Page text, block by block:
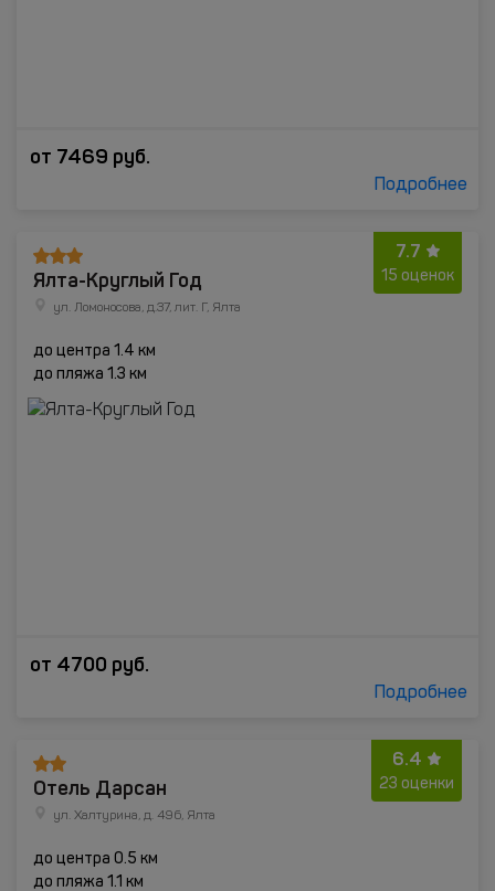
от 7469 руб.
Подробнее
7.7
15 оценок
Ялта-Круглый Год
ул. Ломоносова, д.37, лит. Г, Ялта
до центра 1.4 км
до пляжа 1.3 км
от 4700 руб.
Подробнее
6.4
23 оценки
Отель Дарсан
ул. Халтурина, д. 49б, Ялта
до центра 0.5 км
до пляжа 1.1 км